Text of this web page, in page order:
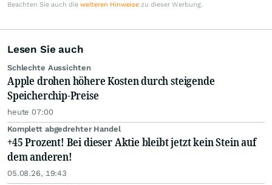
Beachten Sie auch die weiteren Hinweise zu dieser Werbung.
Lesen Sie auch
Schlechte Aussichten
Apple drohen höhere Kosten durch steigende
Speicherchip-Preise
heute 07:00
Komplett abgedrehter Handel
+45 Prozent! Bei dieser Aktie bleibt jetzt kein Stein auf
dem anderen!
05.08.26, 19:43